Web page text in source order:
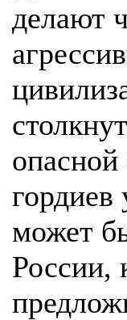
делают
опасной
гордиев
может
России,